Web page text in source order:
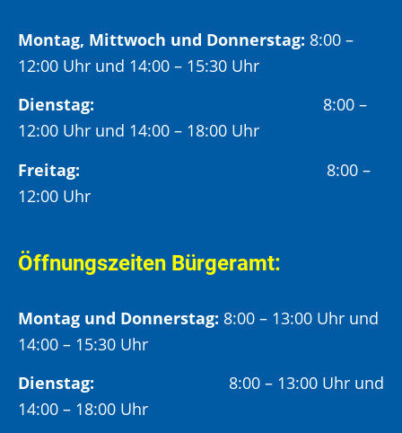
Montag, Mittwoch und Donnerstag: 8:00 –
12:00 Uhr und 14:00 – 15:30 Uhr
Dienstag: 8:00 –
12:00 Uhr und 14:00 – 18:00 Uhr
Freitag:
8:00 –
12:00 Uhr
Öffnungszeiten Bürgeramt:
Montag und Donnerstag: 8:00 – 13:00 Uhr und
14:00 – 15:30 Uhr
Dienstag: 8:00 – 13:00 Uhr und
14:00 – 18:00 Uhr